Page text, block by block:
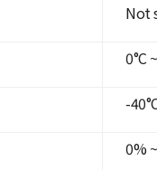
Not
0°C
-
0%